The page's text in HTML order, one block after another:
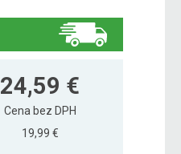
24,59 €
Cena bez DPH
19,99 €